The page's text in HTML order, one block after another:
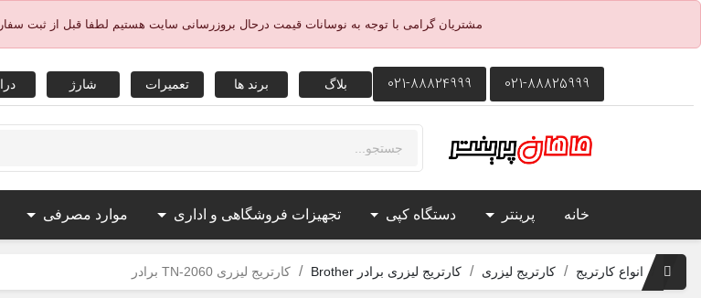
مشتریان گرامی با توجه به نوسانات قیمت درحال بروزرسانی سایت هستیم لطفا قبل از ثبت
021-88825999
021-88824999 بلاگ برند ها تعمیرات شارژ
خانه پرینتر دستگاه کپی تجهیزات فروشگاهی و اداری موارد مصرفی
انواع کارتریج کارتریج لیزری کارتریج لیزری برادر Brother کارتریج لیزری TN-2060 برادر